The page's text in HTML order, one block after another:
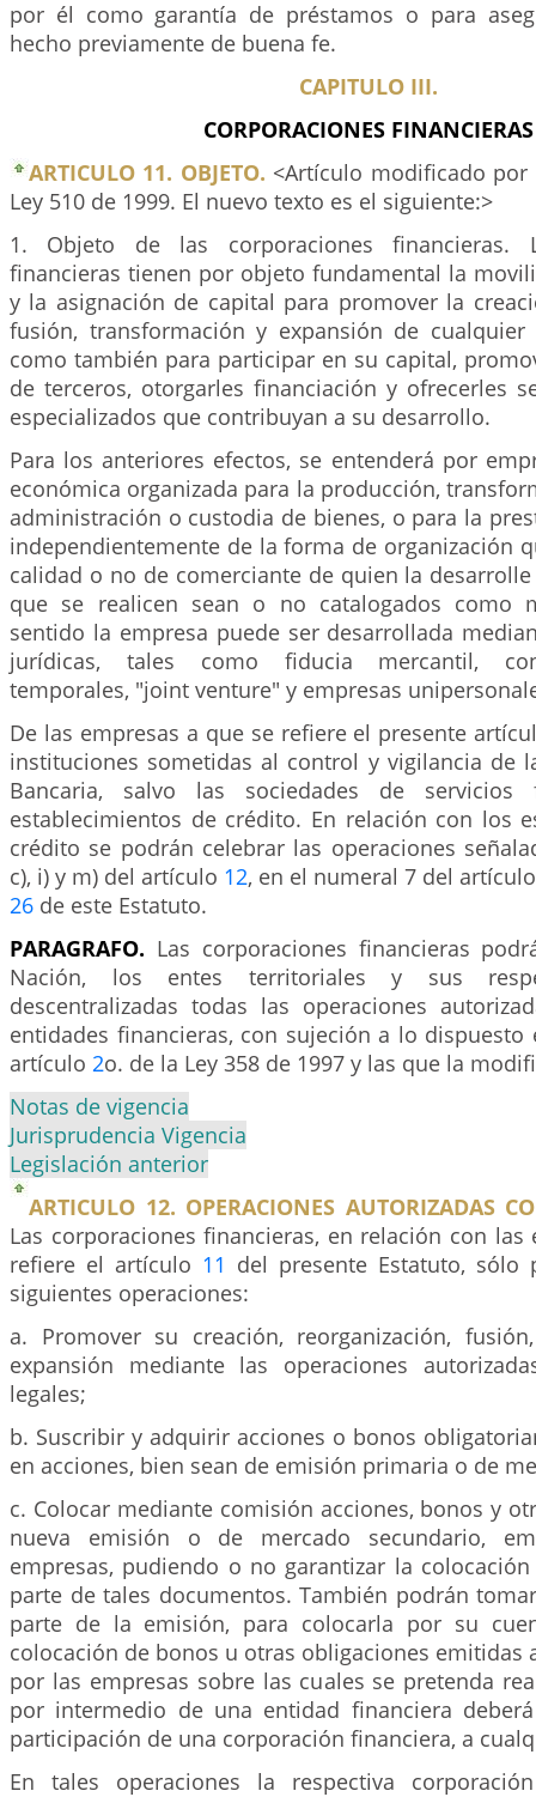
por él como garantía de préstamos o para
hecho previamente de buena fe.
CAPITULO III.
CORPORACIONES FINANCIERAS
ARTICULO 11. OBJETO. <Artículo modificado
Ley 510 de 1999. El nuevo texto es el siguiente:>
1. Objeto de las corporaciones financieras.
financieras tienen por objeto fundamental la
y la asignación de capital para promover la
fusión, transformación y expansión de
como también para participar en su capital,
de terceros, otorgarles financiación y ofrecerles
especializados que contribuyan a su desarrollo.
Para los anteriores efectos, se entenderá por
económica organizada para la producción,
administración o custodia de bienes, o para la
independientemente de la forma de organización
calidad o no de comerciante de quien la
que se realicen sean o no catalogados como
sentido la empresa puede ser desarrollada
jurídicas, tales como fiducia mercantil,
temporales, "joint venture" y empresas
De las empresas a que se refiere el presente
instituciones sometidas al control y vigilancia de
Bancaria, salvo las sociedades de
establecimientos de crédito. En relación con los
crédito se podrán celebrar las operaciones
c), i) y m) del artículo 12, en el numeral 7 del
26 de este Estatuto.
PARAGRAFO. Las corporaciones financieras
Nación, los entes territoriales y sus
descentralizadas todas las operaciones
entidades financieras, con sujeción a lo dispuesto
artículo 2o. de la Ley 358 de 1997 y las que la
Notas de vigencia
Jurisprudencia Vigencia
Legislación anterior
ARTICULO 12. OPERACIONES AUTORIZADAS
Las corporaciones financieras, en relación con las
refiere el artículo 11 del presente Estatuto, sólo
siguientes operaciones:
a. Promover su creación, reorganización,
expansión mediante las operaciones
legales;
b. Suscribir y adquirir acciones o bonos
en acciones, bien sean de emisión primaria o de
c. Colocar mediante comisión acciones, bonos y
nueva emisión o de mercado secundario,
empresas, pudiendo o no garantizar la
parte de tales documentos. También podrán
parte de la emisión, para colocarla por su
colocación de bonos u otras obligaciones emitidas
por las empresas sobre las cuales se pretenda
por intermedio de una entidad financiera
participación de una corporación financiera, a
En tales operaciones la respectiva